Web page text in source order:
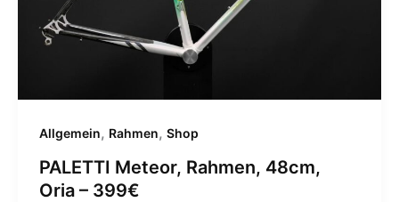
Allgemein, Rahmen, Shop
PALETTI Meteor, Rahmen, 48cm,
Oria – 399€